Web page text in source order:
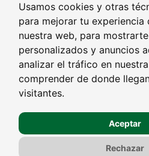
Usamos cookies y otras
para mejorar tu experiencia
nuestra web, para
personalizados y anuncios
analizar el tráfico en
comprender de donde
visitantes.
Aceptar
Rechazar
-Facebook
-Twitter
-Youtube
Pinterest
Casas de madera